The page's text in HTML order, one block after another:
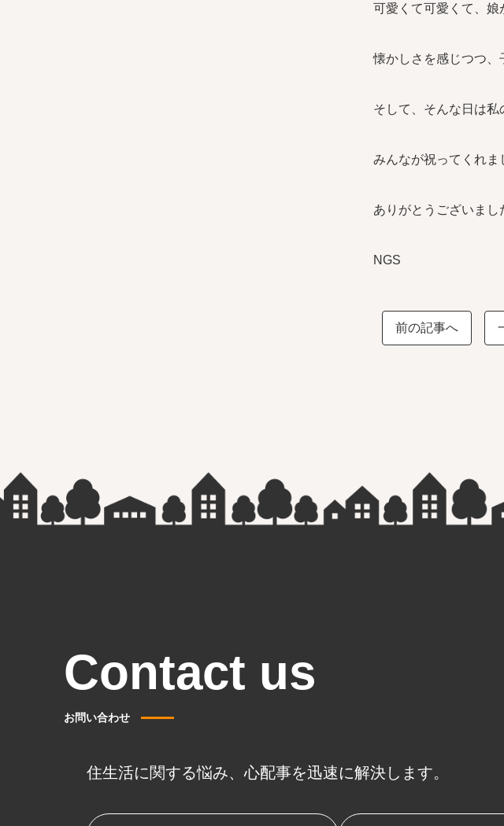
可愛くて可愛くて、娘
懐かしさを感じつつ、
そして、そんな日は私
みんなが祝ってくれま
ありがとうございまし
NGS
前の記事へ
Contact us
お問い合わせ
住生活に関する悩み、心配事を迅速に解決します。